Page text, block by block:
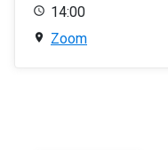
14:00
Zoom